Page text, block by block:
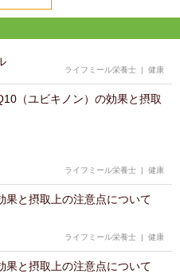
ライフミール栄養士 | 健康
（ユビキノン）の効果と摂取
ライフミール栄養士 | 健康
果と摂取上の注意点について
ライフミール栄養士 | 健康
果と摂取上の注意点について